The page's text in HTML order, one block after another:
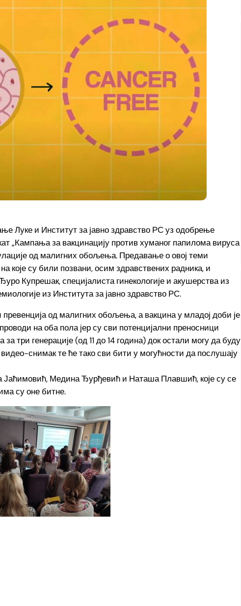
Луке и Институт за јавно здравство РС уз одобрење
„Кампања за вакцинацију против хуманог папилома вируса
од малигних обољења. Предавање о овој теми
које су били позвани, осим здравствених радника, и
Купрешак, специјалиста гинекологије и акушерства из
из Института за јавно здравство РС.
од малигних обољења, а вакцина у младој доби је
на оба пола јер су сви потенцијални преносници
три генерације (од 11 до 14 година) док остали могу да буду
снимак те ће тако сви бити у могућности да послушају
Медина Ђурђевић и Наташа Плавшић, које су се
су оне битне.